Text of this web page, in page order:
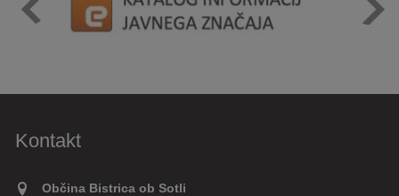
Kontakt
Občina Bistrica ob Sotli